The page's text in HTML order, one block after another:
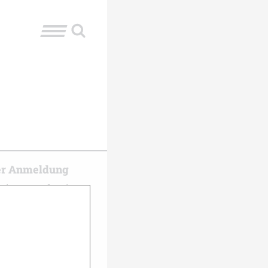
Anmeldung
Laufenden
für unseren
die
in dein